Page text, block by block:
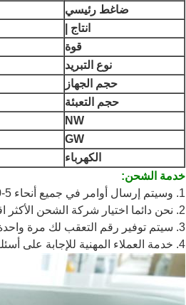
ضاغط رئيسي
انتاج |
قوة
نوع التبريد
حجم الجهاز
حجم التعبئة
NW
GW
الكهرباء
خدمة الشحن:
1. وسيتم إرسال أوامر في جميع أنحاء 5-10 أيام بعد الدفع ، اعتمادا على الكميات.
2. نحن دائما اختيار شركة الشحن الأكثر اقتصادا وموثوق بها للتأكد من حصولك على البضائع في الوقت المناسب.
3. سيتم توفير رقم التعقب لك مرة واحدة يتم شحنها الشحنة.
4. خدمة العملاء المهنية للإجابة على أسئلتك أو حل المشاكل المتعلقة بطلبك